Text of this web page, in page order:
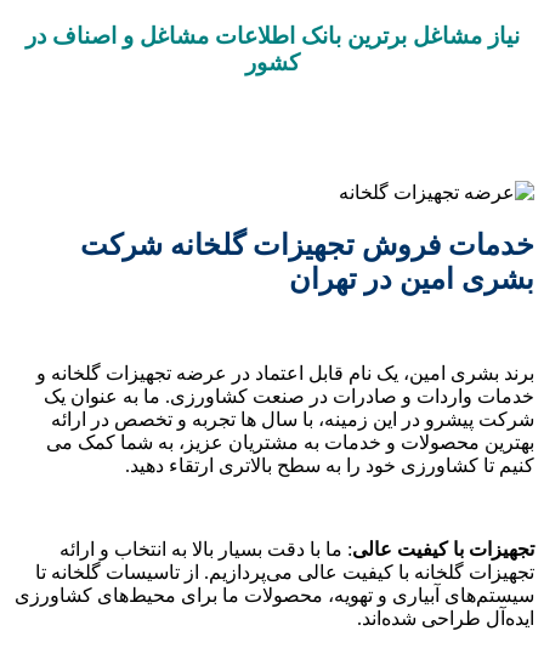
نیاز مشاغل برترین بانک اطلاعات مشاغل و اصناف در
کشور
خدمات فروش تجهیزات گلخانه شرکت
بشری امین در تهران
برند بشری امین، یک نام قابل اعتماد در عرضه تجهیزات گلخانه و
خدمات واردات و صادرات در صنعت کشاورزی. ما به عنوان یک
شرکت پیشرو در این زمینه، با سال‌ ها تجربه و تخصص در ارائه
بهترین محصولات و خدمات به مشتریان عزیز، به شما کمک می‌
کنیم تا کشاورزی خود را به سطح بالاتری ارتقاء دهید.
تجهیزات با کیفیت عالی: ما با دقت بسیار بالا به انتخاب و ارائه
تجهیزات گلخانه با کیفیت عالی می‌پردازیم. از تاسیسات گلخانه تا
سیستم‌های آبیاری و تهویه، محصولات ما برای محیط‌های کشاورزی
ایده‌آل طراحی شده‌اند.